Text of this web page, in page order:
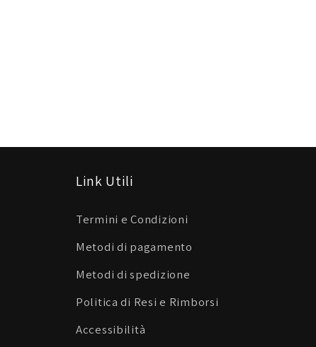
Link Utili
Termini e Condizioni
Metodi di pagamento
Metodi di spedizione
Politica di Resi e Rimborsi
Accessibilità